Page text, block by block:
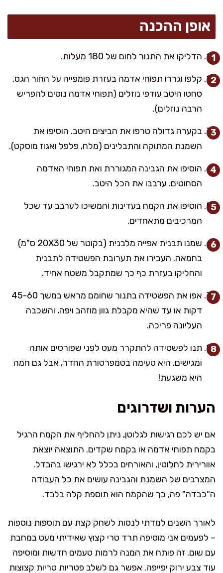
אופן ההכנה
הדליקו את התנור לחום של 180 מעלות.
קלפו וגררו תפוחי אדמה בעזרת פומפייה על החור הגס.
סחטו היטב עודפי נוזלים (תפוחי אדמה נוטים להפריש
הרבה נוזלים).
בקערה גדולה טרפו את הביצים היטב. הוסיפו את
השמנת המתוקה והתבלינים (מלח, פלפל ואגוז מוסקט).
הוסיפו את הגבינה המגוררת ואת תפוחי האדמה
הסחוטים. ערבבו את הכל היטב.
הוסיפו את הקמח בעדינות והמשיכו לערבב עד שכל
המרכיבים מתאחדים.
שמנו תבנית אפייה מלבנית (בקוטר של 20X30 ס"מ)
בחמאה. העבירו את תערובת הפשטידה לתבנית
והחליקו בעזרת כף כך שמתקבל משטח אחיד.
אפו את הפשטידה בתנור שחומם מראש במשך 45-60
דקות או עד שהיא מקבלת גוון מוזהב ויפה, והשכבה
העליונה פריכה.
תנו לפשטידה להתקרר מעט לפני שפורסים אותה
ומגישים. היא טעימה בטמפרטורת החדר, אבל גם חמה
היא משגעת!
הערות ושדרוגים
אם יש לכם רגישות לגלוטן, ניתן להחליף את הקמח הרגיל
בקמח תפוחי אדמה או בקמח שקדים. התוצאה יוצאת
אוורירית לחלוטין, והאורחים בכלל לא ירגישו בהבדל.
המצרבים של השמנת והגבינה עושים את כל העבודה
ה"כבדה" פה, כך שהקמח הוא תוספת קלה בלבד.
לאורך השנים למדתי לנסות לשחק קצת עם תוספות נוספות
– לפעמים אני מוסיפה תרד טרי קצוץ שאידיתי מעט במחבת
עם שום. זה פותח את המנה לרמות טעמים חדשות ומוסיפה
עוד צבע ירוק יפייפה. אפשר גם לשלב פטריות טריות קצוצות